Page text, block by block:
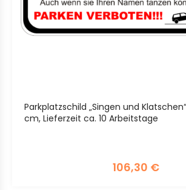
Parkplatzschild „Singen und
cm, Lieferzeit ca. 10 Arbeitstage
106,30 €